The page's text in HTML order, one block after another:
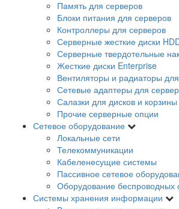
Память для серверов
Блоки питания для серверов
Контроллеры для серверов
Серверные жесткие диски
Серверные твердотельные
Жесткие диски Enterprise
Вентиляторы и радиаторы
Сетевые адаптеры для
Салазки для дисков и корзины
Прочие серверные опции
Сетевое оборудование
Локальные сети
Телекоммуникации
Кабеленесущие системы
Пассивное сетевое
Оборудование беспроводных
Системы хранения информации